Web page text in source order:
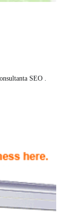
SEO .